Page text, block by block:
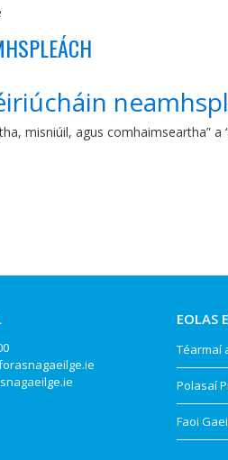
misniúil, agus comhaimseartha” a
EOLAS
Téarmaí
Polasaí
Faoi